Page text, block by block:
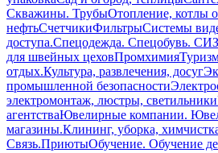
Скважины. ТрубыОтопление, котлы
нефтьСчетчикиФильтрыСистемы
доступа.Спецодежда. Спецобувь. СИЗ
для швейных цеховПромхимия
отдых.Культура, развлечения, досуг
промышленной безопасности
электромонтаж, люстры, светильники
агентстваЮвелирные компании.
магазины.Клининг, уборка,
Связь.ПриютыОбучение. Обучение